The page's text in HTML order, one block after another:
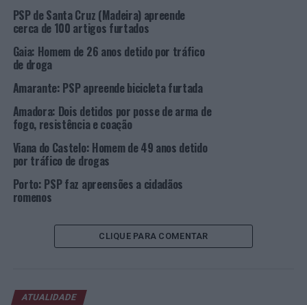
esta prática ilegal.
Após a submissão a interrogatório não judicial, ao
arguido detido foi-lhe aplicada a medida de coação de
100 dias de multa à taxa diária de 5 euros, acumulando
com as 100 horas aplicadas anteriormente pela autoria
do mesmo tipo de crime.
A PSP acredita que esta detenção permitirá restabelecer
a ordem, segurança e tranquilidade pública e,
consequentemente, incrementar o sentimento de
confiança e segurança da comunidade ribeira-
grandense.
O Comando Regional da PSP dos Açores recomenda a
todos os cidadãos ou vítimas que, sempre que tenham
espaço de tempo e por qualquer via, qualquer Esquadra
PSP de Santa Cruz (Madeira) apreende
cerca de 100 artigos furtados
Gaia: Homem de 26 anos detido por tráfico
de droga
Amarante: PSP apreende bicicleta furtada
Amadora: Dois detidos por posse de arma de
fogo, resistência e coação
Viana do Castelo: Homem de 49 anos detido
por tráfico de drogas
Porto: PSP faz apreensões a cidadãos
romenos
CLIQUE PARA COMENTAR
ATUALIDADE